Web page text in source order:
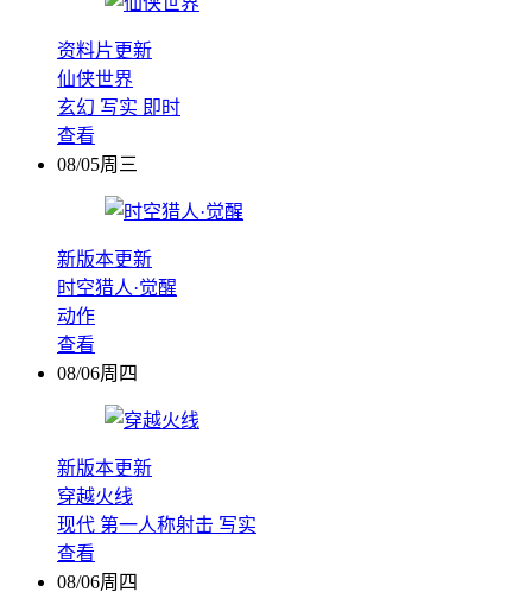
资料片更新
仙侠世界
玄幻 写实 即时
查看
08/05周三
新版本更新
时空猎人·觉醒
动作
查看
08/06周四
新版本更新
穿越火线
现代 第一人称射击 写实
查看
08/06周四